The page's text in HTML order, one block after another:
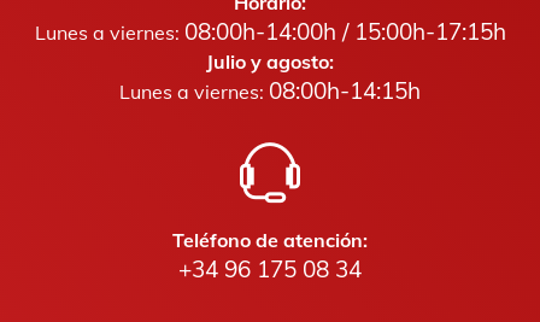
Lunes a viernes: 08:00h-14:00h / 15:00h-17:15h
Julio y agosto:
Lunes a viernes: 08:00h-14:15h
Teléfono de atención:
+34 96 175 08 34